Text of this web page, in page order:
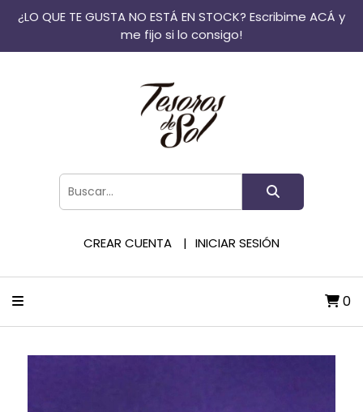
¿LO QUE TE GUSTA NO ESTÁ EN STOCK? Escribime ACÁ y
me fijo si lo consigo!
CREAR CUENTA INICIAR SESIÓN
0